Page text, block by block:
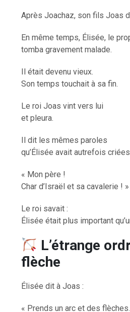
Après Joachaz, son fils Joas
En même temps, Élisée, le
tomba gravement malade.
Il était devenu vieux.
Son temps touchait à sa fin.
Le roi Joas vint vers lui
et pleura.
Il dit les mêmes paroles
qu’Élisée avait autrefois
« Mon père !
Char d’Israël et sa cavalerie ! »
Le roi savait :
Élisée était plus important
L’étrange
flèche
Élisée dit à Joas :
« Prends un arc et des